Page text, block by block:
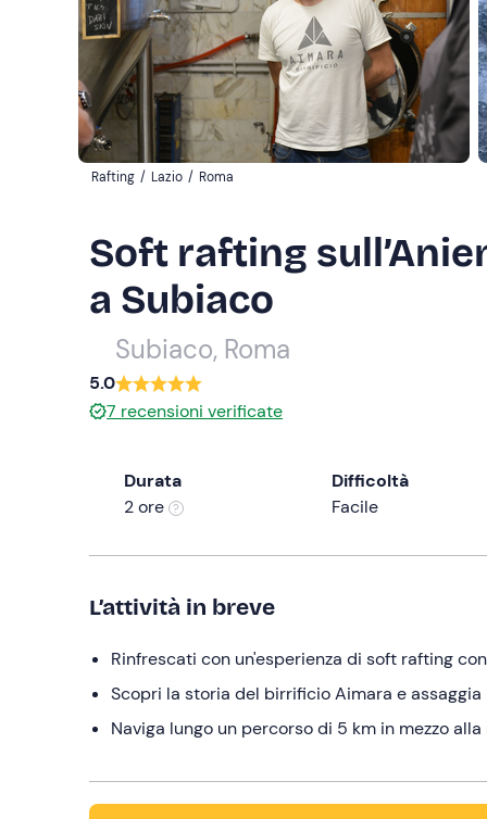
Rafting / Lazio / Roma
Soft rafting
a Subiaco
Subiaco, Roma
5.0
7 recensioni verificate
Durata
2 ore
Difficoltà
Facile
L’attività in breve
Rinfrescati con un'esperienza di soft rafting
Scopri la storia del birrificio Aimara e
Naviga lungo un percorso di 5 km in mezzo